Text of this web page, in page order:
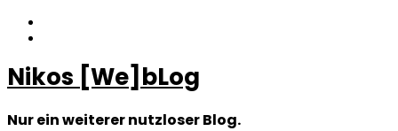
Zum
Inhalt
Nikos [We]bLog
Nur ein weiterer nutzloser Blog.